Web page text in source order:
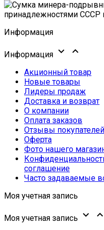
Информация
Информация  
Акционный товар
Новые товары
Лидеры продаж
Доставка и возврат
О компании
Оплата заказов
Отзывы покупателей
Оферта
Фото нашего
соглашение
Часто задаваемые
Моя учетная запись
Моя учетная запись  